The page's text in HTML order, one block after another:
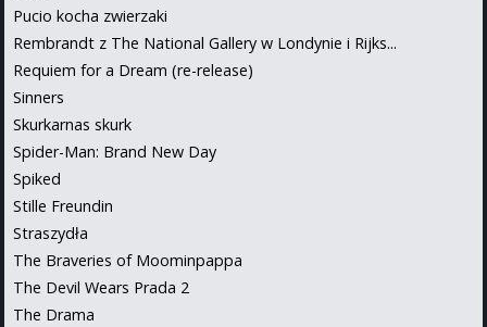
Pucio kocha zwierzaki
Rembrandt z The National Gallery w Londynie i Rijks...
Requiem for a Dream (re-release)
Sinners
Skurkarnas skurk
Spider-Man: Brand New Day
Spiked
Stille Freundin
Straszydła
The Braveries of Moominpappa
The Devil Wears Prada 2
The Drama